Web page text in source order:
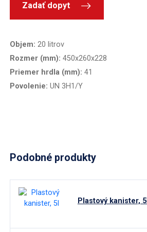
Nádrže na vodu
Vodomerné šachty
Trávnikové obrubníky
Posypové nádoby
Regály
Zadať dopyt
Objem: 20 litrov
Rozmer (mm): 450x260x228
Priemer hrdla (mm): 41
Povolenie: UN 3H1/Y
Podobné produkty
Plastový kanister, 5l